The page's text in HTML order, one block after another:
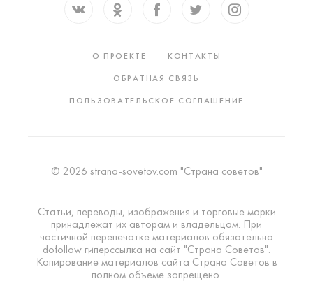
О ПРОЕКТЕ
КОНТАКТЫ
ОБРАТНАЯ СВЯЗЬ
ПОЛЬЗОВАТЕЛЬСКОЕ СОГЛАШЕНИЕ
© 2026 strana-sovetov.com "Страна советов"
Статьи, переводы, изображения и торговые марки
принадлежат их авторам и владельцам. При
частичной перепечатке материалов обязательна
dofollow гиперссылка на сайт "Страна Советов".
Копирование материалов сайта Страна Советов в
полном объеме запрещено.